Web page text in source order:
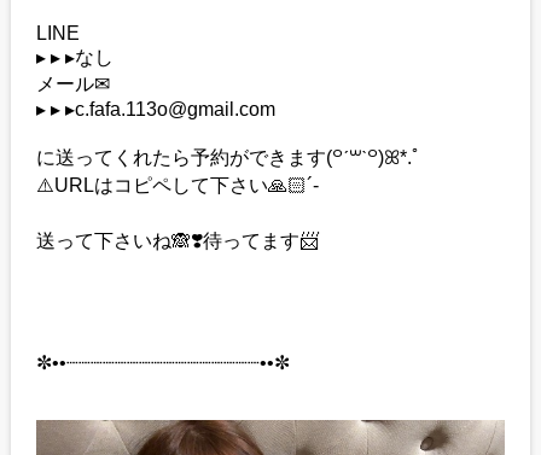
LINE
▸ ▸ ▸なし
メール✉
▸ ▸ ▸c.fafa.113o@gmail.com
に送ってくれたら予約ができます(꒪ˊ꒳ˋ꒪)ꕤ*.ﾟ
⚠️URLはコピペして下さい🙏🏻´-
送って下さいね🙈❣️待ってます📨
✼••┈┈┈┈┈┈┈┈┈┈┈┈┈┈┈┈••✼